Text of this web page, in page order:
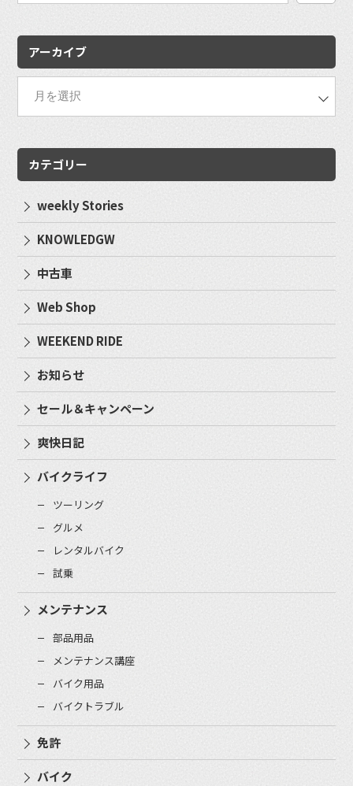
アーカイブ
カテゴリー
weekly Stories
KNOWLEDGW
中古車
Web Shop
WEEKEND RIDE
お知らせ
セール＆キャンペーン
爽快日記
バイクライフ
ツーリング
グルメ
レンタルバイク
試乗
メンテナンス
部品用品
メンテナンス講座
バイク用品
バイクトラブル
免許
バイク